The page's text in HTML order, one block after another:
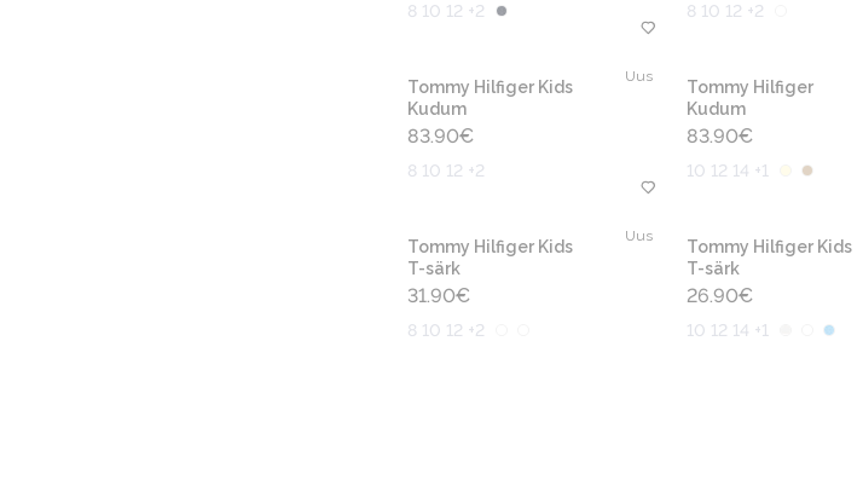
8 10 12 +2 8 10 12 +2
Uus
Tommy Hilfiger Kids
Kudum
83.90€
8 10 12 +2
Tommy Hilfiger
Kudum
83.90€
10 12 14 +1
Uus
Tommy Hilfiger Kids
T-särk
31.90€
8 10 12 +2
Tommy Hilfiger Kids
T-särk
26.90€
10 12 14 +1